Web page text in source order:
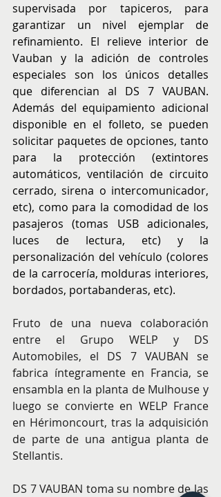
supervisada por tapiceros, para
garantizar un nivel ejemplar de
refinamiento. El relieve interior de
Vauban y la adición de controles
especiales son los únicos detalles
que diferencian al DS 7 VAUBAN.
Además del equipamiento adicional
disponible en el folleto, se pueden
solicitar paquetes de opciones, tanto
para la protección (extintores
automáticos, ventilación de circuito
cerrado, sirena o intercomunicador,
etc), como para la comodidad de los
pasajeros (tomas USB adicionales,
luces de lectura, etc) y la
personalización del vehículo (colores
de la carrocería, molduras interiores,
bordados, portabanderas, etc).
Fruto de una nueva colaboración
entre el Grupo WELP y DS
Automobiles, el DS 7 VAUBAN se
fabrica íntegramente en Francia, se
ensambla en la planta de Mulhouse y
luego se convierte en WELP France
en Hérimoncourt, tras la adquisición
de parte de una antigua planta de
Stellantis.
DS 7 VAUBAN toma su nombre de las